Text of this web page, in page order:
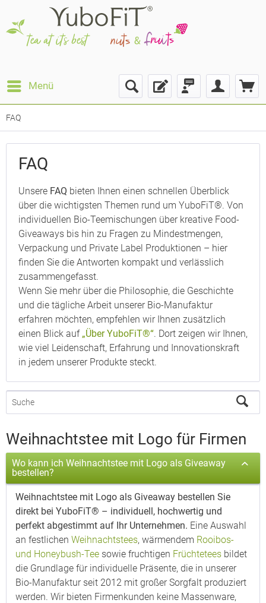
Menü
FAQ
FAQ
Unsere FAQ bieten Ihnen einen schnellen Überblick
über die wichtigsten Themen rund um YuboFiT®. Von
individuellen Bio-Teemischungen über kreative Food-
Giveaways bis hin zu Fragen zu Mindestmengen,
Verpackung und Private Label Produktionen – hier
finden Sie die Antworten kompakt und verlässlich
zusammengefasst.
Wenn Sie mehr über die Philosophie, die Geschichte
und die tägliche Arbeit unserer Bio-Manufaktur
erfahren möchten, empfehlen wir Ihnen zusätzlich
einen Blick auf „Über YuboFiT®“. Dort zeigen wir Ihnen,
wie viel Leidenschaft, Erfahrung und Innovationskraft
in jedem unserer Produkte steckt.
Weihnachtstee mit Logo für Firmen
Wo kann ich Weihnachtstee mit Logo als Giveaway
bestellen?
Weihnachtstee mit Logo als Giveaway bestellen Sie
direkt bei YuboFiT® – individuell, hochwertig und
perfekt abgestimmt auf Ihr Unternehmen. Eine Auswahl
an festlichen Weihnachtstees, wärmendem Rooibos-
und Honeybush-Tee sowie fruchtigen Früchtetees bildet
die Grundlage für individuelle Präsente, die in unserer
Bio-Manufaktur seit 2012 mit großer Sorgfalt produziert
werden. Wir bieten Firmenkunden keine Massenware,